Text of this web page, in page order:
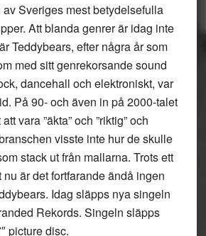
Sveriges mest betydelsefulla
Att blanda genrer är idag inte
Teddybears, efter några år som
med sitt genrekorsande sound
dancehall och elektroniskt, var
På 90- och även in på 2000-talet
vara ”äkta” och ”riktig” och
visste inte hur de skulle
stack ut från mallarna. Trots ett
är det fortfarande ändå ingen
Idag släpps nya singeln
Rekords. Singeln släpps
picture disc.